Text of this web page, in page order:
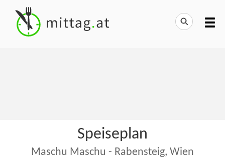
Speiseplan
Maschu Maschu - Rabensteig, Wien